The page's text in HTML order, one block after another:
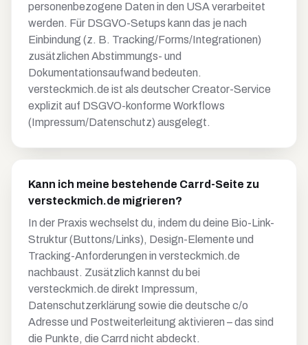
personenbezogene Daten in den USA verarbeitet
werden. Für DSGVO-Setups kann das je nach
Einbindung (z. B. Tracking/Forms/Integrationen)
zusätzlichen Abstimmungs- und
Dokumentationsaufwand bedeuten.
versteckmich.de ist als deutscher Creator-Service
explizit auf DSGVO-konforme Workflows
(Impressum/Datenschutz) ausgelegt.
Kann ich meine bestehende Carrd-Seite zu
versteckmich.de migrieren?
In der Praxis wechselst du, indem du deine Bio-Link-
Struktur (Buttons/Links), Design-Elemente und
Tracking-Anforderungen in versteckmich.de
nachbaust. Zusätzlich kannst du bei
versteckmich.de direkt Impressum,
Datenschutzerklärung sowie die deutsche c/o
Adresse und Postweiterleitung aktivieren – das sind
die Punkte, die Carrd nicht abdeckt.